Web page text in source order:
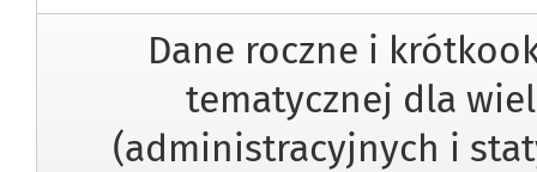
Dane roczne i
tematycznej dla
(administracyjnych i